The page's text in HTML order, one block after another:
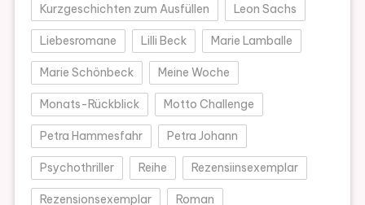
Kurzgeschichten zum Ausfüllen Leon Sachs
Liebesromane Lilli Beck Marie Lamballe
Marie Schönbeck Meine Woche
Monats-Rückblick Motto Challenge
Petra Hammesfahr Petra Johann
Psychothriller Reihe Rezensiinsexemplar
Rezensionsexemplar Roman